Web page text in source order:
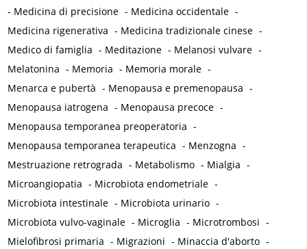
- Medicina di precisione - Medicina occidentale -
Medicina rigenerativa - Medicina tradizionale cinese -
Medico di famiglia - Meditazione - Melanosi vulvare -
Melatonina - Memoria - Memoria morale -
Menarca e pubertà - Menopausa e premenopausa -
Menopausa iatrogena - Menopausa precoce -
Menopausa temporanea preoperatoria -
Menopausa temporanea terapeutica - Menzogna -
Mestruazione retrograda - Metabolismo - Mialgia -
Microangiopatia - Microbiota endometriale -
Microbiota intestinale - Microbiota urinario -
Microbiota vulvo-vaginale - Microglia - Microtrombosi -
Mielofibrosi primaria - Migrazioni - Minaccia d'aborto -